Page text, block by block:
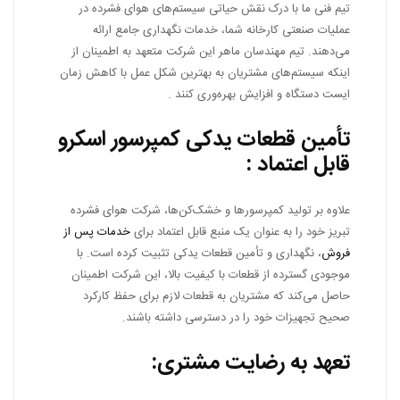
تیم فنی ما با درک نقش حیاتی سیستم‌های هوای فشرده در
عملیات صنعتی کارخانه شما، خدمات نگهداری جامع ارائه
می‌دهند. تیم مهندسان ماهر این شرکت متعهد به اطمینان از
اینکه سیستم‌های مشتریان به بهترین شکل عمل با کاهش زمان
ایست دستگاه و افزایش بهره‌وری کنند .
تأمین قطعات یدکی کمپرسور اسکرو
قابل اعتماد :
علاوه بر تولید کمپرسورها و خشک‌کن‌ها، شرکت هوای فشرده
تبریز خود را به عنوان یک منبع قابل اعتماد برایخدمات پس از
فروش، نگهداری و تأمین قطعات یدکی تثبیت کرده است. با
موجودی گسترده از قطعات با کیفیت بالا، این شرکت اطمینان
حاصل می‌کند که مشتریان به قطعات لازم برای حفظ کارکرد
صحیح تجهیزات خود را در دسترسی داشته باشند.
تعهد به رضایت مشتری: